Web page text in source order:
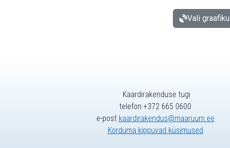
Vali
Kaardirakenduse tugi
telefon +372 665 0600
e-post kaardirakendus@maaruum.ee
Korduma kippuvad küsimused